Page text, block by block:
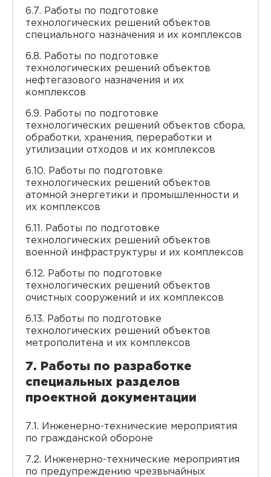
6.7. Работы по подготовке
технологических решений объектов
специального назначения и их комплексов
6.8. Работы по подготовке
технологических решений объектов
нефтегазового назначения и их
комплексов
6.9. Работы по подготовке
технологических решений объектов сбора,
обработки, хранения, переработки и
утилизации отходов и их комплексов
6.10. Работы по подготовке
технологических решений объектов
атомной энергетики и промышленности и
их комплексов
6.11. Работы по подготовке
технологических решений объектов
военной инфраструктуры и их комплексов
6.12. Работы по подготовке
технологических решений объектов
очистных сооружений и их комплексов
6.13. Работы по подготовке
технологических решений объектов
метрополитена и их комплексов
7. Работы по разработке
специальных разделов
проектной документации
7.1. Инженерно-технические мероприятия
по гражданской обороне
7.2. Инженерно-технические мероприятия
по предупреждению чрезвычайных